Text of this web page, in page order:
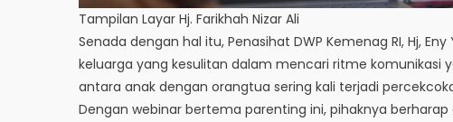
Tampilan Layar Hj. Farikhah Nizar Ali
Senada dengan hal itu, Penasihat DWP Kemenag RI, Hj,
keluarga yang kesulitan dalam mencari ritme komunikasi
antara anak dengan orangtua sering kali terjadi
Dengan webinar bertema parenting ini, pihaknya